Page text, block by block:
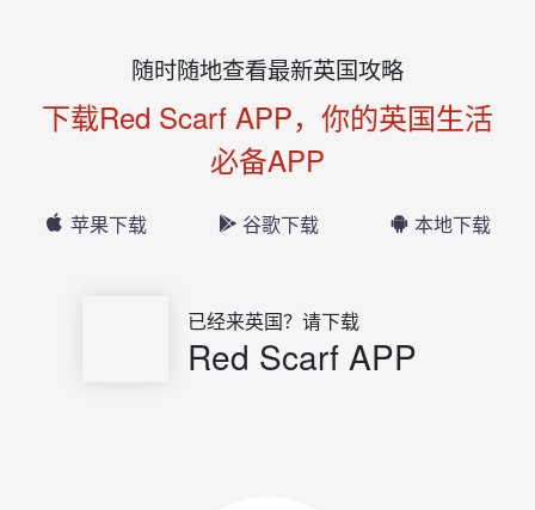
随时随地查看最新英国攻略
下载Red Scarf APP，你的英国生活
必备APP
苹果下载 谷歌下载 本地下载
已经来英国？请下载
Red Scarf APP